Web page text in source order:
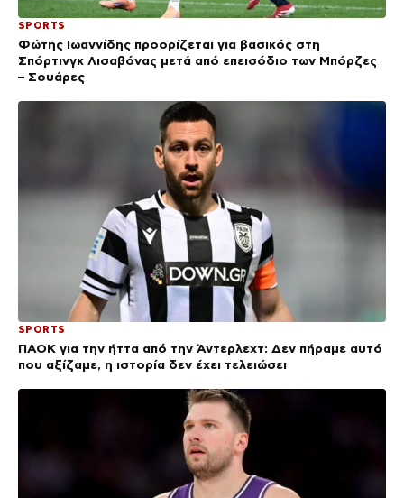
SPORTS
Φώτης Ιωαννίδης προορίζεται για βασικός στη
Σπόρτινγκ Λισαβόνας μετά από επεισόδιο των Μπόρζες
– Σουάρες
SPORTS
ΠΑΟΚ για την ήττα από την Άντερλεχτ: Δεν πήραμε αυτό
που αξίζαμε, η ιστορία δεν έχει τελειώσει